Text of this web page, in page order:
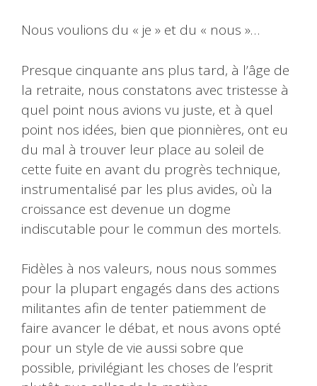
Nous voulions du « je » et du « nous »…
Presque cinquante ans plus tard, à l’âge de
la retraite, nous constatons avec tristesse à
quel point nous avions vu juste, et à quel
point nos idées, bien que pionnières, ont eu
du mal à trouver leur place au soleil de
cette fuite en avant du progrès technique,
instrumentalisé par les plus avides, où la
croissance est devenue un dogme
indiscutable pour le commun des mortels.
Fidèles à nos valeurs, nous nous sommes
pour la plupart engagés dans des actions
militantes afin de tenter patiemment de
faire avancer le débat, et nous avons opté
pour un style de vie aussi sobre que
possible, privilégiant les choses de l’esprit